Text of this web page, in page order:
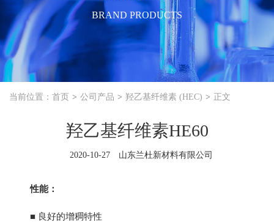
BRAND PRODUCTS
当前位置： 首页 公司产品 羟乙基纤维素 (HEC) 正文
羟乙基纤维素HE60
2020-10-27 山东兰杜新材料有限公司
性能：
■ 良好的增稠特性